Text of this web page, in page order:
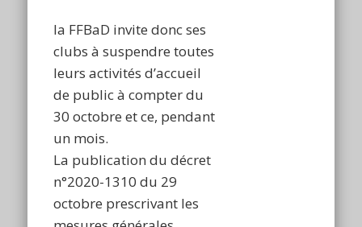
la FFBaD invite donc ses
clubs à suspendre toutes
leurs activités d’accueil
de public à compter du
30 octobre et ce, pendant
un mois.
La publication du décret
n°2020-1310 du 29
octobre prescrivant les